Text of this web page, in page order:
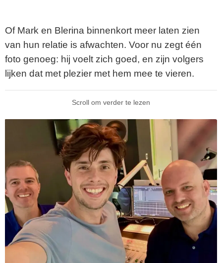
Of Mark en Blerina binnenkort meer laten zien
van hun relatie is afwachten. Voor nu zegt één
foto genoeg: hij voelt zich goed, en zijn volgers
lijken dat met plezier met hem mee te vieren.
Scroll om verder te lezen